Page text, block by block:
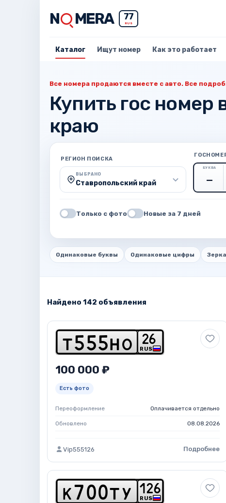
N MERA 77
RUS
Каталог Ищут номер Как это работает
Все номера продаются вместе с авто. Все
Купить гос номер
краю
РЕГИОН ПОИСКА
ВЫБРАНО
Ставропольский край
БУКВА
Только с фото Новые за 7 дней
Одинаковые буквы Одинаковые цифры
Найдено 142 объявления
t 5 5 5 h o RUS
26
100 000 ₽
Есть фото
Переоформление Оплачивается отдельно
Обновлено 08.08.2026
Vip555126 Подробнее
k 7 0 0 t y RUS
1 26